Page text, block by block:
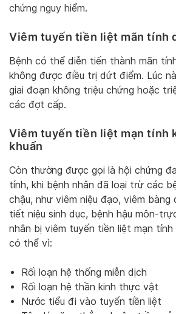
chứng nguy hiểm.
Viêm tuyến tiền liệt mãn tính
Bệnh có thể diễn tiến thành mãn
không được điều trị dứt điểm. Lúc
giai đoạn không triệu chứng hoặc
các đợt cấp.
Viêm tuyến tiền liệt mạn tính
khuẩn
Còn thường được gọi là hội chứng
tính, khi bệnh nhân đã loại trừ các
chậu, như viêm niệu đạo, viêm bàng
tiết niệu sinh dục, bệnh hậu môn-
nhân bị viêm tuyến tiền liệt mạn tính
có thể vì:
Rối loạn hệ thống miễn dịch
Rối loạn hệ thần kinh thực vật
Nước tiểu đi vào tuyến tiền liệt